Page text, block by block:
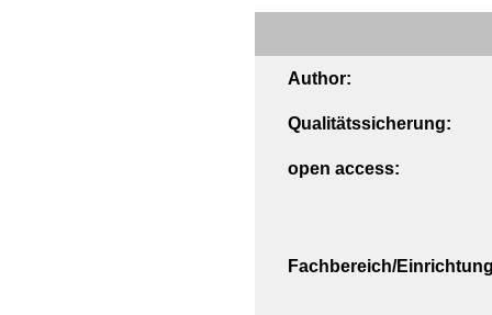
Author:
Qualitätssicherung:
open access:
Fachbereich/